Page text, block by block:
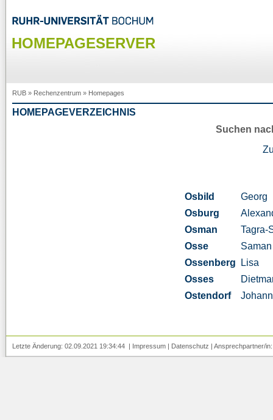
HOMEPAGESERVER
RUB » Rechenzentrum » Homepages
HOMEPAGEVERZEICHNIS
Suchen
Osbild
Georg
Osburg
Osman
Tagra-
Osse
Saman
Ossenberg Lisa
Osses
Ostendorf
Letzte Änderung: 02.09.2021 19:34:44 | Impressum | Datenschutz | Ansprechpartner/